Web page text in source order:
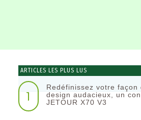
ARTICLES LES PLUS LUS
1
Redéfinissez votre
design audacieux, un
JETOUR X70 V3